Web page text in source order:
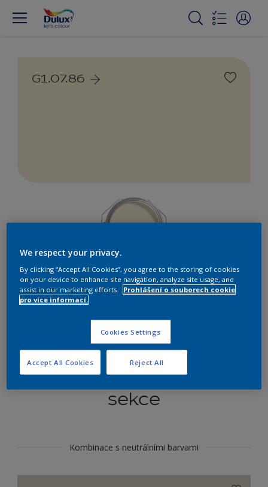
G1.07.86
Najít výrobek v tomto odstínu
Koordinovat barevné
sekce
Kombinace s neutrálními barvami
We respect your privacy.
By clicking “Accept All Cookies”, you agree to the storing of cookies
on your device to enhance site navigation, analyze site usage, and
assist in our marketing efforts.
Prohlášení o souborech cookie
pro více informací.
Cookies Settings
Reject All
Accept All Cookies